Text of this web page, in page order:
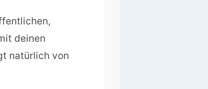
deinen
natürlich von